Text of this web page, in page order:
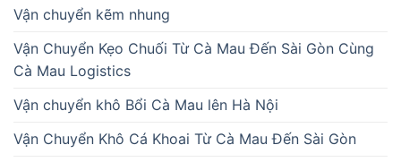
Vận chuyển kẽm nhung
Vận Chuyển Kẹo Chuối Từ Cà Mau Đến Sài Gòn Cùng
Cà Mau Logistics
Vận chuyển khô Bổi Cà Mau lên Hà Nội
Vận Chuyển Khô Cá Khoai Từ Cà Mau Đến Sài Gòn